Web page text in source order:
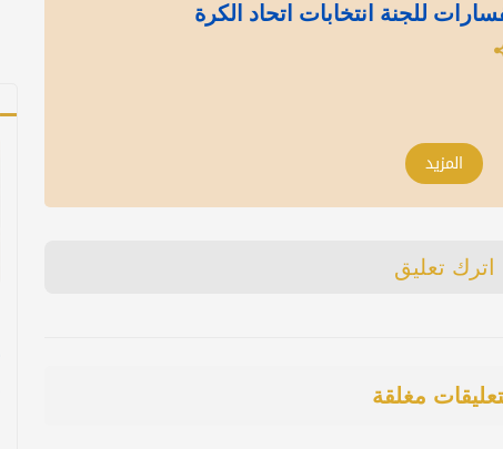
للجنة انتخابات اتحاد الكرة
المزيد
اترك تعليق
مغلقة